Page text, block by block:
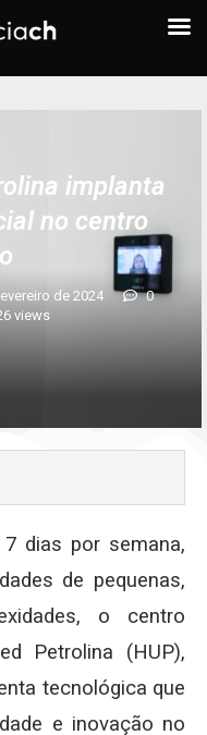
implanta
no centro
de 2024
0
views
dias por semana,
de pequenas,
o centro
Petrolina (HUP),
tecnológica que
e inovação no